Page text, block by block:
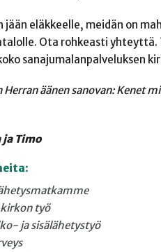
jään eläkkeelle, meidän on
Ota rohkeasti yhteyttä.
sanajumalanpalveluksen
äänen sanovan: Kenet
ja Timo
työ
ja sisälähetystyö